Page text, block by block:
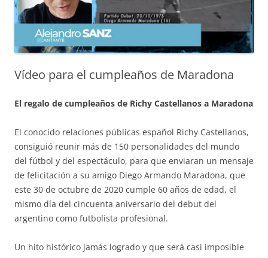
Vídeo para el cumpleaños de Maradona
El regalo de cumpleaños de Richy Castellanos a Maradona
El conocido relaciones públicas español Richy Castellanos,
consiguió reunir más de 150 personalidades del mundo
del fútbol y del espectáculo, para que enviaran un mensaje
de felicitación a su amigo Diego Armando Maradona, que
este 30 de octubre de 2020 cumple 60 años de edad, el
mismo día del cincuenta aniversario del debut del
argentino como futbolista profesional.
Un hito histórico jamás logrado y que será casi imposible